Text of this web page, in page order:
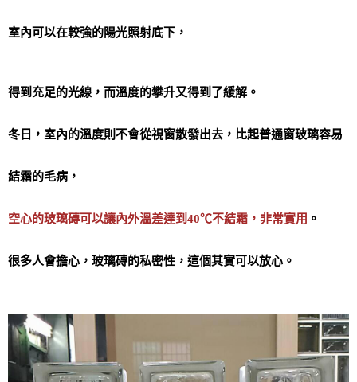
室內可以在較強的陽光照射底下，
得到充足的光線，而溫度的攀升又得到了緩解。
冬日，室內的溫度則不會從視窗散發出去，比起普通窗玻璃容易
結霜的毛病，
空心的玻璃磚可以讓內外溫差達到40℃不結霜，非常實用 。
很多人會擔心，玻璃磚的私密性，這個其實可以放心。